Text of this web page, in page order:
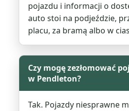
pojazdu i informacji o
auto stoi na podjeździe,
placu, za bramą albo w
Czy mogę zezłomować
w Pendleton?
Tak. Pojazdy niesprawne